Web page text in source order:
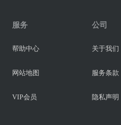
服务
帮助中心
网站地图
VIP会员
公司
关于我们
服务条款
隐私声明